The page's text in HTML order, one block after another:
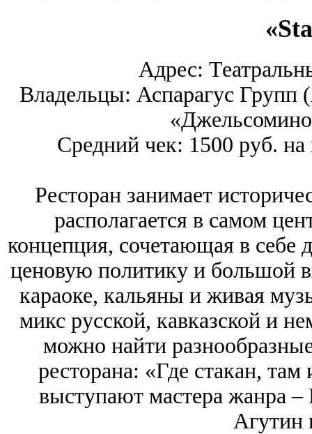
Адрес:
Владельцы: Аспарагус Групп
Средний чек: 1500 руб. на
Ресторан занимает
располагается в самом
концепция, сочетающая в себе
ценовую политику и большой
караоке, кальяны и живая
микс русской, кавказской и
можно найти
ресторана: «Где стакан,
выступают мастера жанра
Агутин